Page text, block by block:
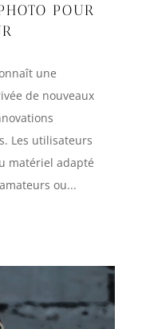
POUR
une
de nouveaux
Les utilisateurs
matériel adapté
ou...